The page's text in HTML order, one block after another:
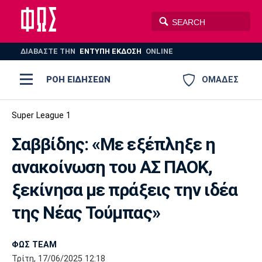
ΔΙΑΒΑΣΤΕ THN ΕΝΤΥΠΗ ΕΚΔΟΣΗ ONLINE
ΟΜΑΔΕΣ
ΡΟΗ ΕΙΔΗΣΕΩΝ
ΠΟΔΟΣΦΑΙΡΟ
ΒΟΛΕΪ ΠΟΛΟ
AUTO-MOTO PLUS
Ποδόσφαιρο
Super League 1
Super League 2
Γ Εθνική
Μπάσκετ
Ελλάδα
Ολυμπιακοί Αγώνες
Ολυμπιακός ΑΕΚ ΠΑΟΚ
Super League 1
Σαββίδης: «Με εξέπληξε η
ανακοίνωση του ΑΣ ΠΑΟΚ,
ξεκίνησα με πράξεις την ιδέα
της Νέας Τούμπας»
ΦΩΣ TEAM
Τρίτη, 17/06/2025 12:18